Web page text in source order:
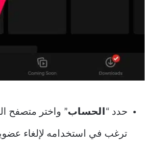
حدد “الحساب” واختر متصفح
ترغب في استخدامه لإلغاء